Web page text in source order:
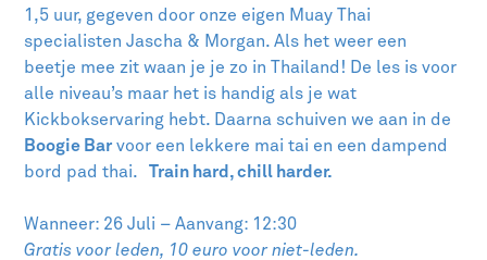
1,5 uur, gegeven door onze eigen Muay Thai
specialisten Jascha & Morgan. Als het weer een
beetje mee zit waan je je zo in Thailand! De les is voor
alle niveau’s maar het is handig als je wat
Kickbokservaring hebt. Daarna schuiven we aan in de
Boogie Bar voor een lekkere mai tai en een dampend
bord pad thai.Train hard, chill harder.
Wanneer: 26 Juli – Aanvang: 12:30
Gratis voor leden, 10 euro voor niet-leden.